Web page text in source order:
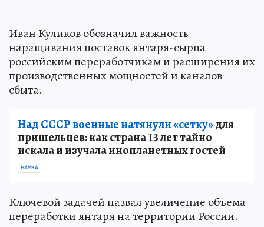
Иван Куликов обозначил важность
наращивания поставок янтаря-сырца
российским переработчикам и расширения их
производственных мощностей и каналов
сбыта.
Над СССР военные натянули «сетку»для
пришельцев: как страна 13 лет тайно
искала и изучала инопланетных гостей
НАУКА
Ключевой задачей назвал увеличение объема
переработки янтаря на территории России.